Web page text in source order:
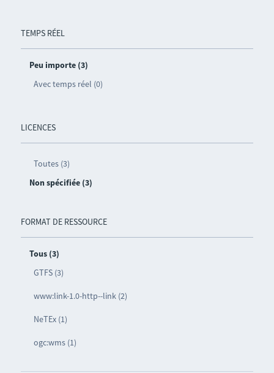
TEMPS RÉEL
Peu importe (3)
Avec temps réel (0)
LICENCES
Toutes (3)
Non spécifiée (3)
FORMAT DE RESSOURCE
Tous (3)
GTFS (3)
www:link-1.0-http--link (2)
NeTEx (1)
ogc:wms (1)